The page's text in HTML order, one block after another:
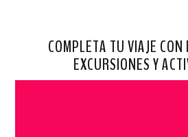
COMPLETA TU VIAJE CON
EXCURSIONES Y